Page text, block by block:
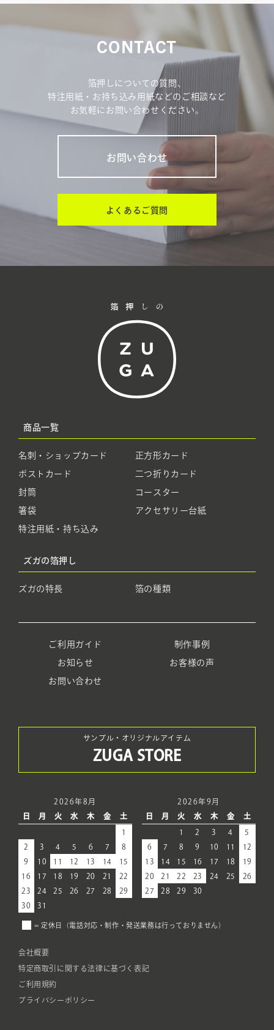
CONTACT
箔押しについての質問、
特注用紙・お持ち込み用紙などのご相談など
お気軽にお問い合わせください。
お問い合わせ
よくあるご質問
商品一覧
名刺・ショップカード 正方形カード
ポストカード 二つ折りカード
封筒 コースター
箸袋 アクセサリー台紙
特注用紙・持ち込み
ズガの箔押し
ズガの特長 箔の種類
ご利用ガイド 制作事例
お知らせ お客様の声
お問い合わせ
サンプル・オリジナルアイテム
ZUGA STORE
2026年8月
日
月 火 水 木 金 土
1
2
3 4 5 6 7
8
9
10 11 12 13 14
15
16
17 18 19 20 21
22
23
24 25 26 27 28
29
30
31
2026年9月
日
月 火 水 木 金 土
1 2 3 4
5
6
7 8 9 10 11
12
13
14 15 16 17 18
19
20
21 22 23 24 25
26
27
28 29 30
= 定休日（電話対応・制作・発送業務は行っておりません）
会社概要
特定商取引に関する法律に基づく表記
ご利用規約
プライバシーポリシー